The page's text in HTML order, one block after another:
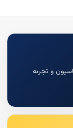
و تجربه